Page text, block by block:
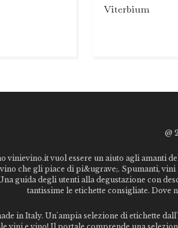
Viterbium
@
vinievino.it vuol essere un aiuto agli amanti
che gli piace di pi&ugrave;. Spumanti,
guida degli utenti alla degustazione con
tantissime le etichette consigliate.
in Italy. Un'ampia selezione di etichette